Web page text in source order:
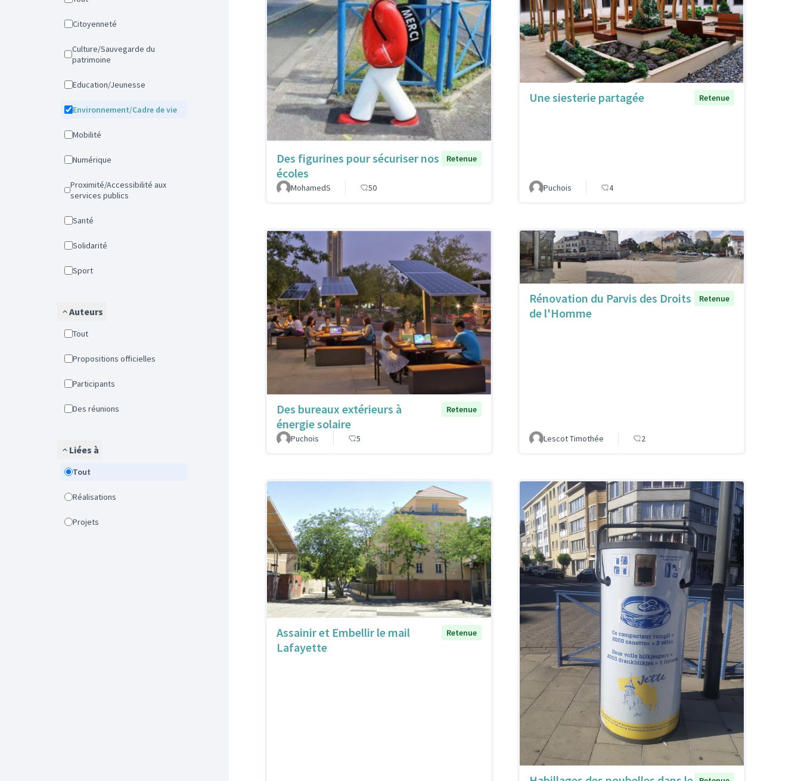
Citoyenneté
Culture/Sauvegarde du
patrimoine
Education/Jeunesse
Environnement/Cadre de vie
Mobilité
Numérique
Proximité/Accessibilité aux
services publics
Santé
Solidarité
Sport
Auteurs
Tout
Propositions officielles
Participants
Des réunions
Liées à
Tout
Réalisations
Projets
Des figurines pour sécuriser nos
écoles
Retenue
MohamedS 50
Une siesterie partagée Retenue
Puchois 4
Des bureaux extérieurs à
énergie solaire
Retenue
Puchois 5
Rénovation du Parvis des Droits
de l'Homme
Retenue
Lescot Timothée 2
Assainir et Embellir le mail
Lafayette
Retenue